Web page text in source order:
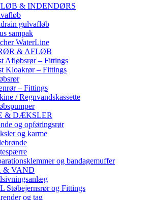
& INDENDØRS
gulvafløb
sampak
WaterLine
& AFLØB
Afløbsrør – Fittings
Kloakrør – Fittings
– Fittings
/ Regnvandskassette
& DÆKSLER
og opføringsrør
og karme
og bandagemuffer
& VAND
Støbejernsrør og Fittings
og tag